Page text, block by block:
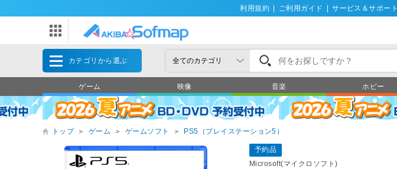
利用規約 ご利用ガイド サービス＆サポート
カテゴリから選ぶ
ゲーム 映像 音楽 ホビー
トップ ＞ ゲーム ＞ ゲームソフト ＞ PS5（プレイステーション5）
予約品
Microsoft(マイクロソフト)